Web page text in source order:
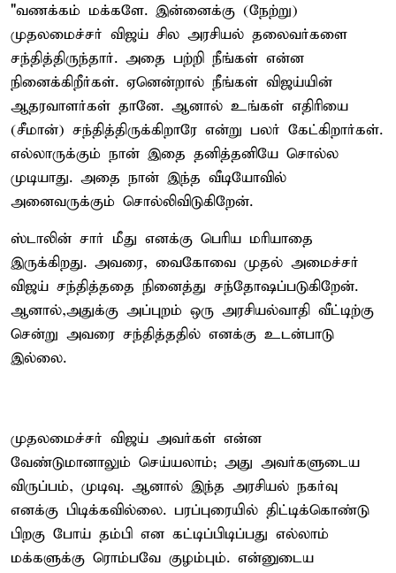
"வணக்கம் மக்களே. இன்னைக்கு (நேற்று)
முதலமைச்சர் விஜய் சில அரசியல் தலைவர்களை
சந்தித்திருந்தார். அதை பற்றி நீங்கள் என்ன
நினைக்கிறீர்கள். ஏனென்றால் நீங்கள் விஜய்யின்
ஆதரவாளர்கள் தானே. ஆனால் உங்கள் எதிரியை
(சீமான்) சந்தித்திருக்கிறாரே என்று பலர் கேட்கிறார்கள்.
எல்லாருக்கும் நான் இதை தனித்தனியே சொல்ல
முடியாது. அதை நான் இந்த வீடியோவில்
அனைவருக்கும் சொல்லிவிடுகிறேன்.
ஸ்டாலின் சார் மீது எனக்கு பெரிய மரியாதை
இருக்கிறது. அவரை, வைகோவை முதல் அமைச்சர்
விஜய் சந்தித்ததை நினைத்து சந்தோஷப்படுகிறேன்.
ஆனால்,அதுக்கு அப்புறம் ஒரு அரசியல்வாதி வீட்டிற்கு
சென்று அவரை சந்தித்ததில் எனக்கு உடன்பாடு
இல்லை.
முதலமைச்சர் விஜய் அவர்கள் என்ன
வேண்டுமானாலும் செய்யலாம்; அது அவர்களுடைய
விருப்பம், முடிவு. ஆனால் இந்த அரசியல் நகர்வு
எனக்கு பிடிக்கவில்லை. பரப்புரையில் திட்டிக்கொண்டு
பிறகு போய் தம்பி என கட்டிப்பிடிப்பது எல்லாம்
மக்களுக்கு ரொம்பவே குழம்பும். என்னுடைய